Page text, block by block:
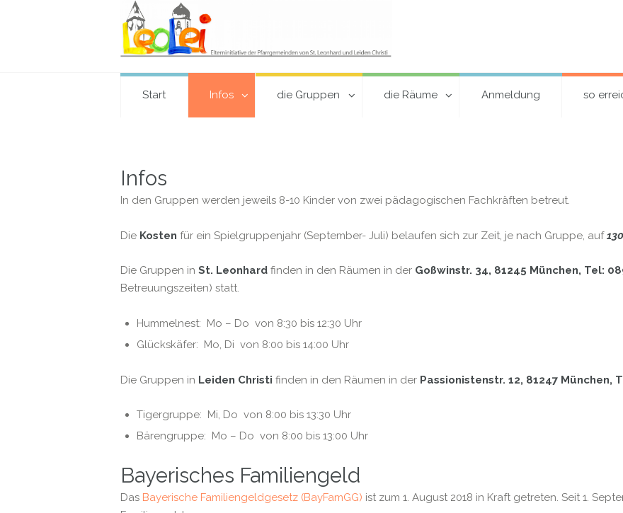
Start Infos die Gruppen die Räume Anmeldung so
Infos
In den Gruppen werden jeweils 8-10 Kinder von zwei pädagogischen Fachkräften betreut.
Die Kosten für ein Spielgruppenjahr (September- Juli) belaufen sich zur Zeit, je nach Gruppe, auf
Die Gruppen in St. Leonhard finden in den Räumen in der Goßwinstr. 34, 81245 München, Tel:
Betreuungszeiten) statt.
Hummelnest: Mo – Do von 8:30 bis 12:30 Uhr
Glückskäfer: Mo, Di von 8:00 bis 14:00 Uhr
Die Gruppen in Leiden Christi finden in den Räumen in der Passionistenstr. 12, 81247 München,
Tigergruppe: Mi, Do von 8:00 bis 13:30 Uhr
Bärengruppe: Mo – Do von 8:00 bis 13:00 Uhr
Bayerisches Familiengeld
Das Bayerische Familiengeldgesetz (BayFamGG) ist zum 1. August 2018 in Kraft getreten. Seit 1.